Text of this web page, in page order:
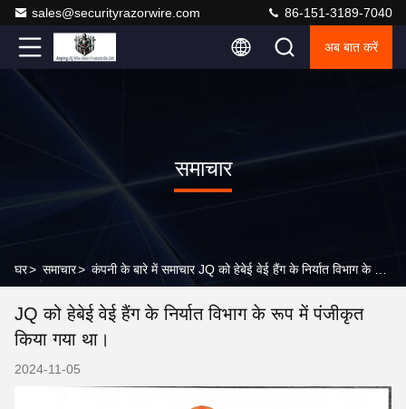
sales@securityrazorwire.com 86-151-3189-7040
अब बात करें
समाचार
घर> समाचार>
JQ को हेबेई वेई हैंग के निर्यात विभाग के रूप में पंजीकृत
किया गया था।
2024-11-05